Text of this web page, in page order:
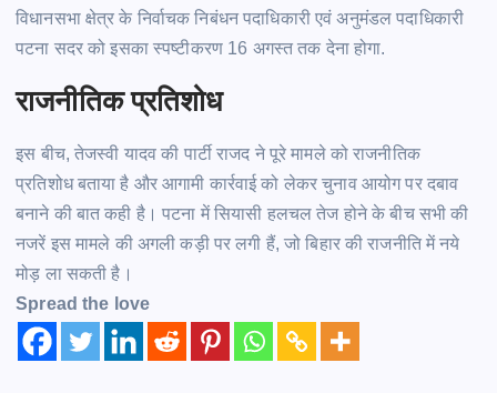
विधानसभा क्षेत्र के निर्वाचक निबंधन पदाधिकारी एवं अनुमंडल पदाधिकारी
पटना सदर को इसका स्पष्टीकरण 16 अगस्त तक देनाहोगा.
राजनीतिक प्रतिशोध
इस बीच, तेजस्वी यादव की पार्टी राजद ने पूरे मामले को राजनीतिक
प्रतिशोध बताया है और आगामी कार्रवाई को लेकर चुनाव आयोग पर दबाव
बनाने की बात कही है। पटना में सियासी हलचल तेज होने के बीच सभी की
नजरें इस मामले की अगलीकड़ीपर लगी हैं, जो बिहार की राजनीति में नये
मोड़ ला सकती है।
Spread the love